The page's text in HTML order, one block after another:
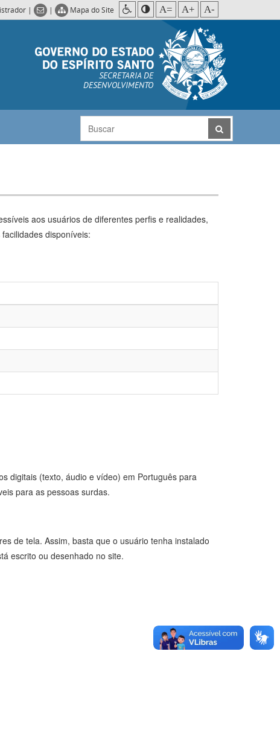
| | Mapa do Site A= A+ A-
SECRETARIA DE
DESENVOLVIMENTO
aos usuários de diferentes perfis e realidades,
disponíveis:
digitais (texto, áudio e vídeo) em Português para
para as pessoas surdas.
de tela. Assim, basta que o usuário tenha instalado
escrito ou desenhado no site.